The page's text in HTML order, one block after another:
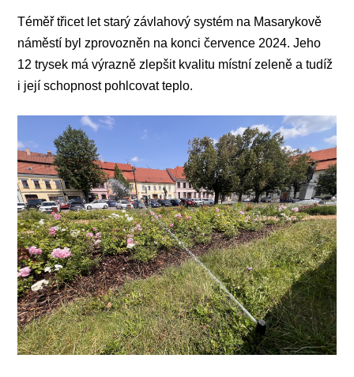
Téměř třicet let starý závlahový systém na Masarykově
náměstí byl zprovozněn na konci července 2024. Jeho
12 trysek má výrazně zlepšit kvalitu místní zeleně a tudíž
i její schopnost pohlcovat teplo.